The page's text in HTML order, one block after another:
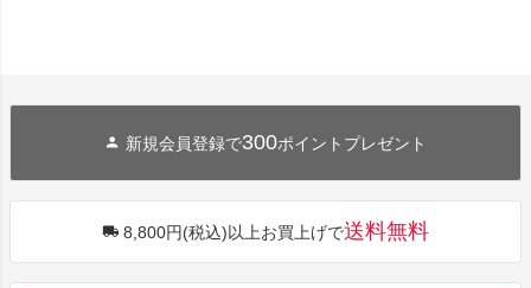
新規会員登録で300ポイントプレゼント
8,800円(税込)以上お買上げで送料無料